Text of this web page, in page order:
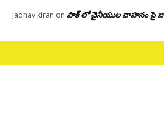
Jadhav kiran on పాక్ లో చైనీయుల వాహనం పై